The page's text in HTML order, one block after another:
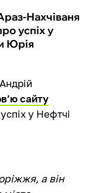
Нахчіваня
успіх у
Юрія
сайту
у Нефтчі
а він